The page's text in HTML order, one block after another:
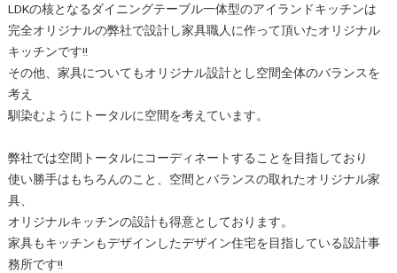
LDKの核となるダイニングテーブル一体型のアイランドキッチンは
完全オリジナルの弊社で設計し家具職人に作って頂いたオリジナル
キッチンです!!
その他、家具についてもオリジナル設計とし空間全体のバランスを
考え
馴染むようにトータルに空間を考えています。
弊社では空間トータルにコーディネートすることを目指しており
使い勝手はもちろんのこと、空間とバランスの取れたオリジナル家
具、
オリジナルキッチンの設計も得意としております。
家具もキッチンもデザインしたデザイン住宅を目指している設計事
務所です!!